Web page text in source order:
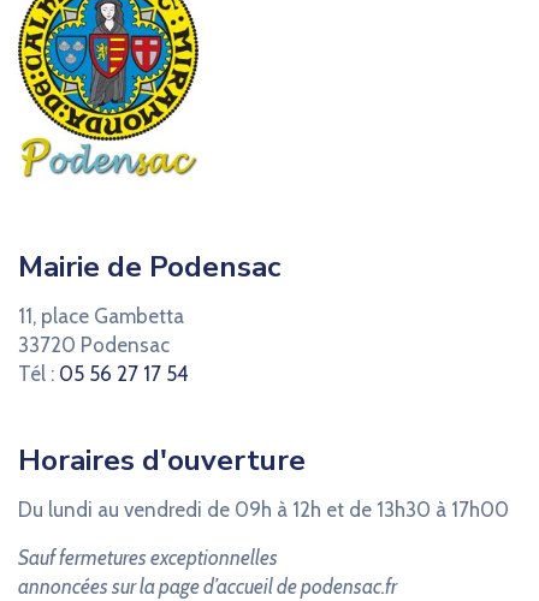
Mairie de Podensac
11, place Gambetta
33720 Podensac
Tél : 05 56 27 17 54
Horaires d'ouverture
Du lundi au vendredi de 09h à 12h et de 13h30 à 17h00
Sauf fermetures exceptionnelles
annoncées sur la page d’accueil de podensac.fr